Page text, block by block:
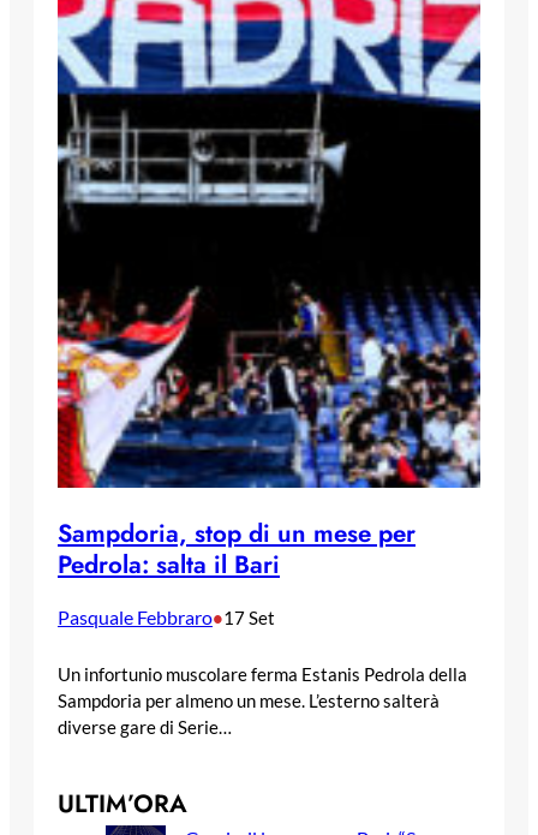
Sampdoria, stop di un mese per
Pedrola: salta il Bari
Pasquale Febbraro•17 Set
Un infortunio muscolare ferma Estanis Pedrola della
Sampdoria per almeno un mese. L’esterno salterà
diverse gare di Serie…
ULTIM’ORA